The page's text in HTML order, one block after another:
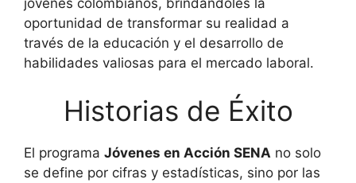
jóvenes colombianos, brindándoles la
oportunidad de transformar su realidad a
través de la educación y el desarrollo de
habilidades valiosas para el mercado laboral.
Historias de Éxito
El programa Jóvenes en Acción SENA no solo
se define por cifras y estadísticas, sino por las